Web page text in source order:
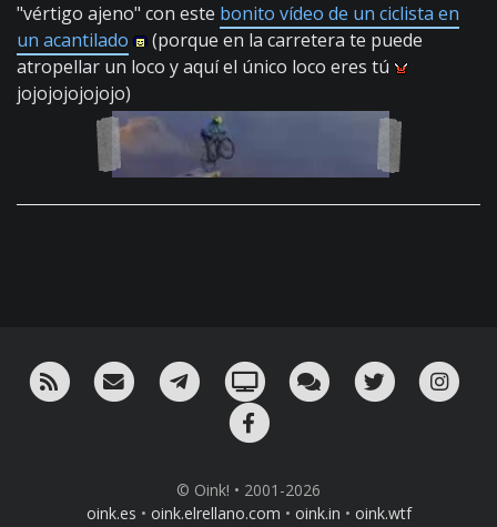
"vértigo ajeno" con este bonito vídeo de un ciclista en
un acantilado
(porque en la carretera te puede
atropellar un loco y aquí el único loco eres tú
jojojojojojojo)
RSS ¡Mándame un email!¡Nuestro canal en Telegram!
Oink! TV Charla con nosotros
Twitter
© Oink! • 2001-2026
oink.es • oink.elrellano.com • oink.in • oink.wtf